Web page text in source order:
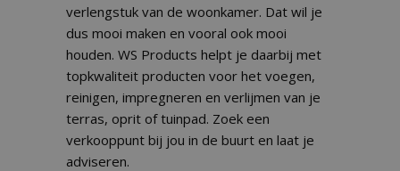
verlengstuk van de woonkamer. Dat wil je
dus mooi maken en vooral ook mooi
houden. WS Products helpt je daarbij met
topkwaliteit producten voor het voegen,
reinigen, impregneren en verlijmen van je
terras, oprit of tuinpad. Zoek een
verkooppunt bij jou in de buurt en laat je
adviseren.